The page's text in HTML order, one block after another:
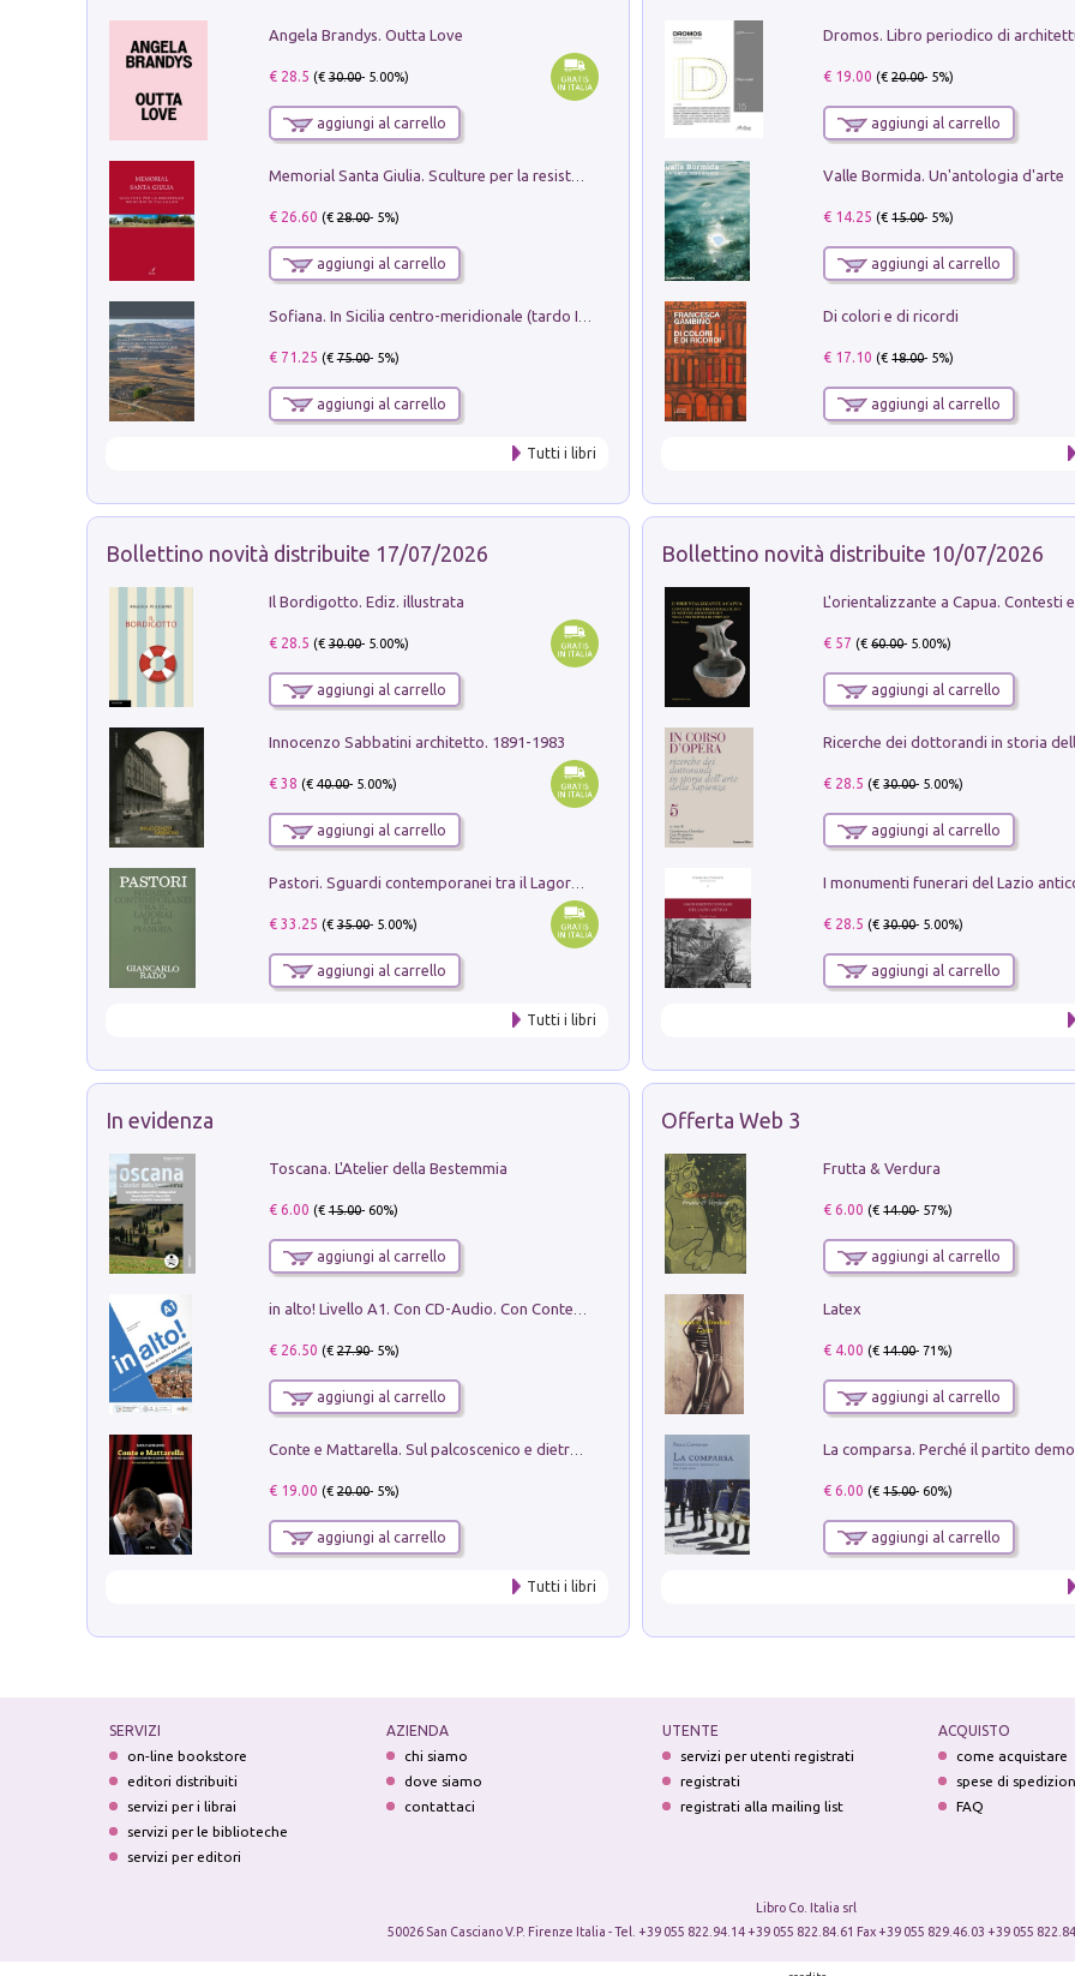
Angela Brandys. Outta Love
€ 28.5 (€30.00- 5.00%)
aggiungi al carrello
Memorial Santa Giulia. Sculture per la resistenza Monchio di Palagano
€ 26.60 (€28.00- 5%)
aggiungi al carrello
€ 71.25 (€75.00- 5%)
aggiungi al carrello
Tutti i libri
€ 19.00 (€20.00- 5%)
aggiungi al carrello
Valle Bormida. Un'antologia d'arte
€ 14.25 (€15.00- 5%)
aggiungi al carrello
Di colori e di ricordi
€ 17.10 (€18.00- 5%)
aggiungi al carrello
Bollettino novità distribuite 17/07/2026
Il Bordigotto. Ediz. illustrata
€ 28.5 (€30.00- 5.00%)
aggiungi al carrello
Innocenzo Sabbatini architetto. 1891-1983
€ 38 (€40.00- 5.00%)
aggiungi al carrello
Pastori. Sguardi contemporanei tra il Lagorai e la pianura. Ediz. illustrata
€ 33.25 (€35.00- 5.00%)
aggiungi al carrello
Tutti i libri
Bollettino novità distribuite 10/07/2026
€ 57 (€60.00- 5.00%)
aggiungi al carrello
€ 28.5 (€30.00- 5.00%)
aggiungi al carrello
€ 28.5 (€30.00- 5.00%)
aggiungi al carrello
In evidenza
Toscana. L'Atelier della Bestemmia
€ 6.00 (€15.00- 60%)
aggiungi al carrello
€ 26.50 (€27.90- 5%)
aggiungi al carrello
Conte e Mattarella. Sul palcoscenico e dietro le quinte del Quirinale. Un racconto sulle istituzioni
€ 19.00 (€20.00- 5%)
aggiungi al carrello
Tutti i libri
Offerta Web 3
Frutta & Verdura
€ 6.00 (€14.00- 57%)
aggiungi al carrello
Latex
€ 4.00 (€14.00- 71%)
aggiungi al carrello
€ 6.00 (€15.00- 60%)
aggiungi al carrello
SERVIZI
on-line bookstore
editori distribuiti
servizi per i librai
servizi per le biblioteche
servizi per editori
AZIENDA
chi siamo
dove siamo
contattaci
UTENTE
servizi per utenti registrati
registrati
registrati alla mailing list
ACQUISTO
come acquistare
spese di
FAQ
Libro Co. Italia srl
50026 San Casciano V.P. Firenze Italia - Tel. +39 055 822.94.14 +39 055 822.84.61 Fax +39 055 829.46.03 +39 055